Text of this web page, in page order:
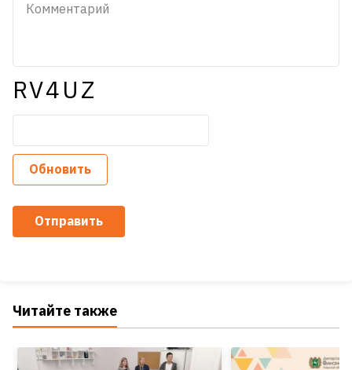
RV4UZ
Обновить
Отправить
Читайте также